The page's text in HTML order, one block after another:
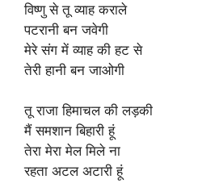
विष्णु से तू व्याह कराले
पटरानी बन जवेगी
मेरे संग में व्याह की हट से
तेरी हानी बन जाओगी
तू राजा हिमाचल की लड़की
मैं समशान बिहारी हूं
तेरा मेरा मेल मिले ना
रहता अटल अटारी हूं